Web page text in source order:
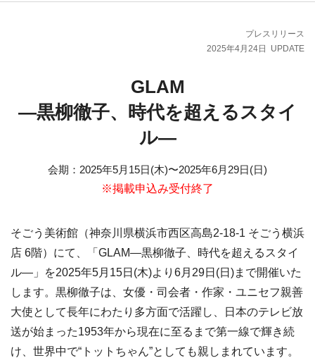
プレスリリース
2025年4月24日
UPDATE
GLAM
―黒柳徹子、時代を超えるスタイ
ル―
会期 ： 2025年5月15日(木)〜2025年6月29日(日)
※掲載申込み受付終了
そごう美術館（神奈川県横浜市西区高島2-18-1 そごう横浜
店 6階）にて、「GLAM―黒柳徹子、時代を超えるスタイ
ル―」を2025年5月15日(木)より6月29日(日)まで開催いた
します。黒柳徹子は、女優・司会者・作家・ユニセフ親善
大使として長年にわたり多方面で活躍し、日本のテレビ放
送が始まった1953年から現在に至るまで第一線で輝き続
け、世界中で“トットちゃん”としても親しまれています。